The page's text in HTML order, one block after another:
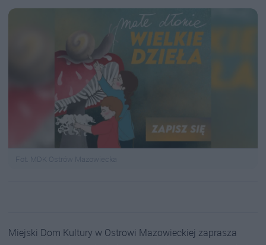
Fot. MDK Ostrów Mazowiecka
Miejski Dom Kultury w Ostrowi Mazowieckiej zaprasza